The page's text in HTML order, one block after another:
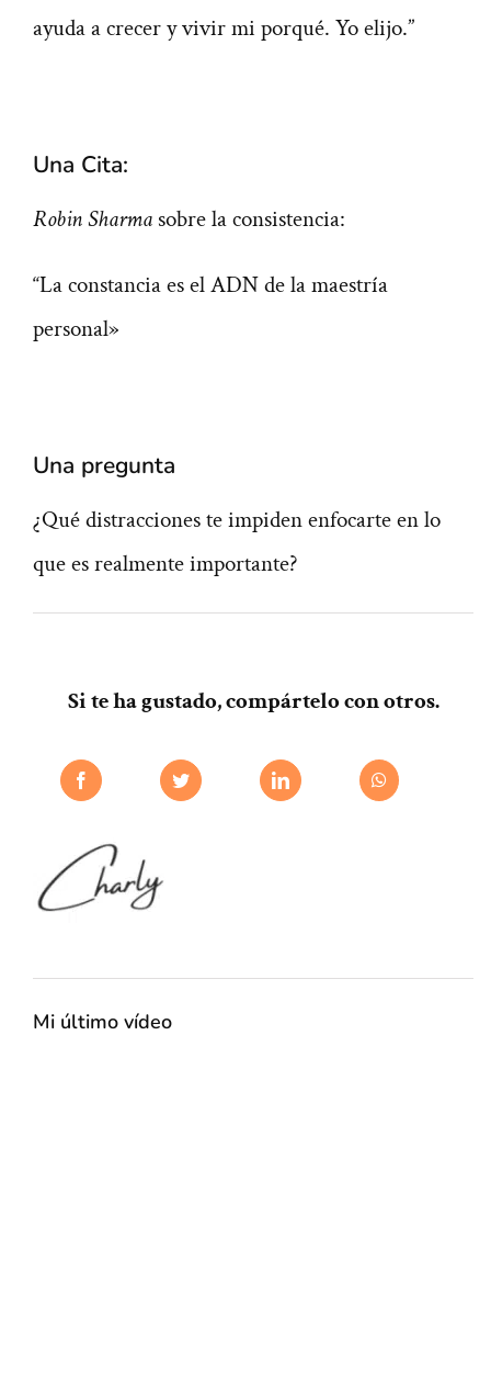
ayuda a crecer y vivir mi porqué. Yo elijo.”
Una Cita:
Robin Sharmasobre la consistencia:
“La constancia es el ADN de la maestría
personal»
Una pregunta
¿Qué distracciones te impiden enfocarte en lo
que es realmente importante?
Si te ha gustado, compártelo con otros.
Mi último vídeo